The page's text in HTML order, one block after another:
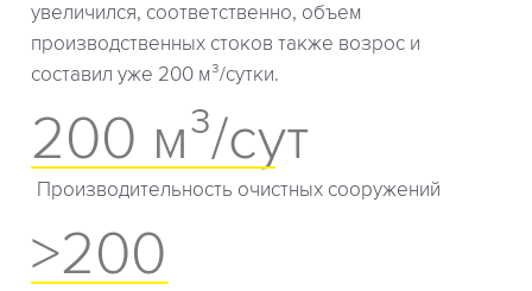
увеличился, соответственно, объем
производственных стоков также возрос и
составил уже 200 м³/сутки.
200 м³/сут
Производительность очистных сооружений
>200